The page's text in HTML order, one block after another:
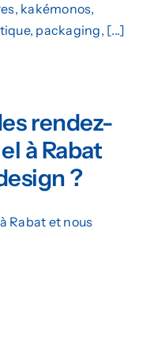
kakémonos,
packaging, [...]
rendez-
à Rabat
?
Rabat et nous